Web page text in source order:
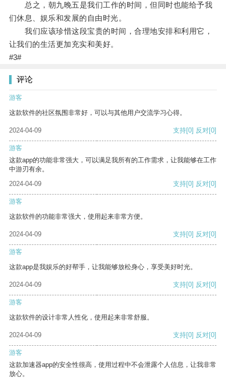
总之，朝九晚五是我们工作的时间，但同时也能给予我
们休息、娱乐和发展的自由时光。
我们应该珍惜这段宝贵的时间，合理地安排和利用它，
让我们的生活更加充实和美好。
#3#
评论
游客
这款软件的社区氛围非常好，可以与其他用户交流学习心得。
2024-04-09 支持[0] 反对[0]
游客
这款app的功能非常强大，可以满足我所有的工作需求，让我能够在工作
中游刃有余。
2024-04-09
支持[0] 反对[0]
游客
这款软件的功能非常强大，使用起来非常方便。
2024-04-09 支持[0] 反对[0]
游客
这款app是我娱乐的好帮手，让我能够放松身心，享受美好时光。
2024-04-09 支持[0] 反对[0]
游客
这款软件的设计非常人性化，使用起来非常舒服。
2024-04-09 支持[0] 反对[0]
游客
这款加速器app的安全性很高，使用过程中不会泄露个人信息，让我非常
放心。